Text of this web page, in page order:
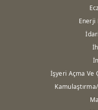
Enerji
İşyeri Açma Ve